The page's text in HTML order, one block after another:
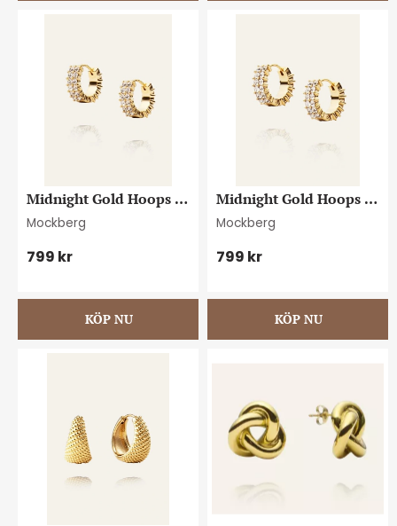
Midnight Gold Hoops
Small
Mockberg
799 kr
Midnight Gold Hoops
Medium
Mockberg
799 kr